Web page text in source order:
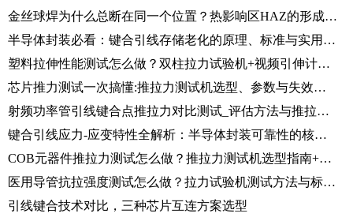
金丝球焊为什么总断在同一个位置？热影响区HAZ的形成、问题与管控方法
半导体封装必看：键合引线存储老化的原理、标准与实用管控全解析
塑料拉伸性能测试怎么做？双柱拉力试验机+视频引伸计完整方案解析
芯片推力测试一次搞懂:推拉力测试机选型、参数与失效分析
射频功率管引线键合点推拉力对比测试_评估方法与推拉力测试机测试流程详解
键合引线应力-应变特性全解析：半导体封装可靠性的核心力学基础
COB元器件推拉力测试怎么做？推拉力测试机选型指南+实测演示
医用导管抗拉强度测试怎么做？拉力试验机测试方法与标准解析
引线键合技术对比，三种芯片互连方案选型